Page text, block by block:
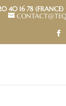
40 16 78